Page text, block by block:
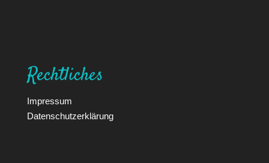
Rechtliches
Impressum
Datenschutzerklärung